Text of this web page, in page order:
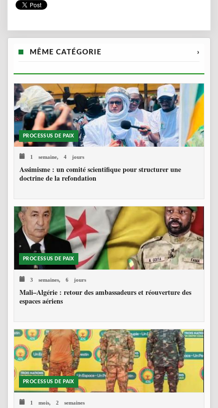
MÊME CATÉGORIE ›
PROCESSUS DE PAIX
1 semaine, 4 jours
Assimisme : un comité scientifique pour structurer une
doctrine de la refondation
PROCESSUS DE PAIX
3 semaines, 6 jours
Mali–Algérie : retour des ambassadeurs et réouverture des
espaces aériens
PROCESSUS DE PAIX
1 mois, 2 semaines